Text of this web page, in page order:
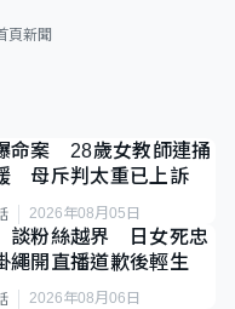
頁新聞
命案 28歲女教師連捅
母斥判太重已上訴
2026年08月05日
談粉絲越界 日女死忠
開直播道歉後輕生
2026年08月06日